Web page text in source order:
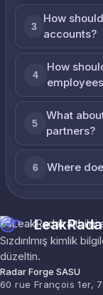
3
How
accounts?
4
How
5
What
partners?
6 Where
Sızdırılmış kimlik
düzeltin.
Radar Forge SASU
60 rue François 1er,